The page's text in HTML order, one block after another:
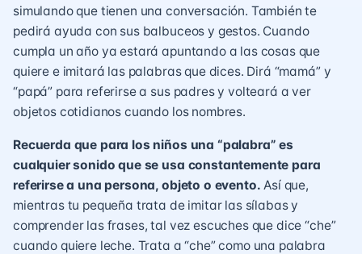
simulando que tienen una conversación. También te
pedirá ayuda con sus balbuceos y gestos. Cuando
cumpla un año ya estará apuntando a las cosas que
quiere e imitará las palabras que dices. Dirá “mamá” y
“papá” para referirse a sus padres y volteará a ver
objetos cotidianos cuando los nombres.
Recuerda que para los niños una “palabra” es
cualquier sonido que se usa constantemente para
referirse a una persona, objeto o evento. Así que,
mientras tu pequeña trata de imitar las sílabas y
comprender las frases, tal vez escuches que dice “che”
cuando quiere leche. Trata a “che” como una palabra